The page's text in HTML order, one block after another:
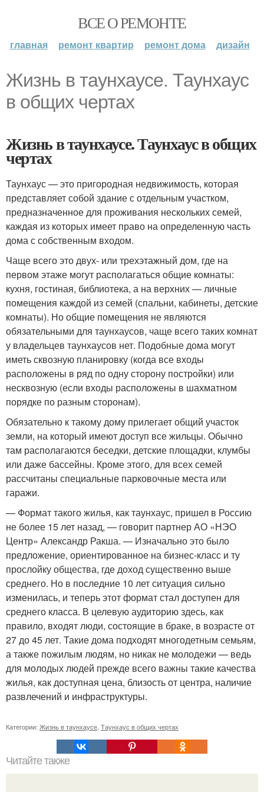
ВСЕ О РЕМОНТЕ
главная ремонт квартир ремонт дома дизайн
Жизнь в таунхаусе. Таунхаус
в общих чертах
Жизнь в таунхаусе. Таунхаус в общих
чертах
Таунхаус — это пригородная недвижимость, которая
представляет собой здание с отдельным участком,
предназначенное для проживания нескольких семей,
каждая из которых имеет право на определенную часть
дома с собственным входом.
Чаще всего это двух- или трехэтажный дом, где на
первом этаже могут располагаться общие комнаты:
кухня, гостиная, библиотека, а на верхних — личные
помещения каждой из семей (спальни, кабинеты, детские
комнаты). Но общие помещения не являются
обязательными для таунхаусов, чаще всего таких комнат
у владельцев таунхаусов нет. Подобные дома могут
иметь сквозную планировку (когда все входы
расположены в ряд по одну сторону постройки) или
несквозную (если входы расположены в шахматном
порядке по разным сторонам).
Обязательно к такому дому прилегает общий участок
земли, на который имеют доступ все жильцы. Обычно
там располагаются беседки, детские площадки, клумбы
или даже бассейны. Кроме этого, для всех семей
рассчитаны специальные парковочные места или
гаражи.
— Формат такого жилья, как таунхаус, пришел в Россию
не более 15 лет назад, — говорит партнер АО «НЭО
Центр» Александр Ракша. — Изначально это было
предложение, ориентированное на бизнес-класс и ту
прослойку общества, где доход существенно выше
среднего. Но в последние 10 лет ситуация сильно
изменилась, и теперь этот формат стал доступен для
среднего класса. В целевую аудиторию здесь, как
правило, входят люди, состоящие в браке, в возрасте от
27 до 45 лет. Такие дома подходят многодетным семь­ям,
а также пожилым людям, но никак не молодежи — ведь
для молодых людей прежде всего важны такие качества
жилья, как доступная цена, близость от центра, наличие
развлечений и инфраструктуры.
Категории: Жизнь в таунхаусе Таунхаус в общих чертах
Читайте также